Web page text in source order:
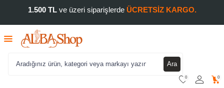
1.500 TLve üzeri siparişlerde ÜCRETSİZ KARGO.
Ara
0 0